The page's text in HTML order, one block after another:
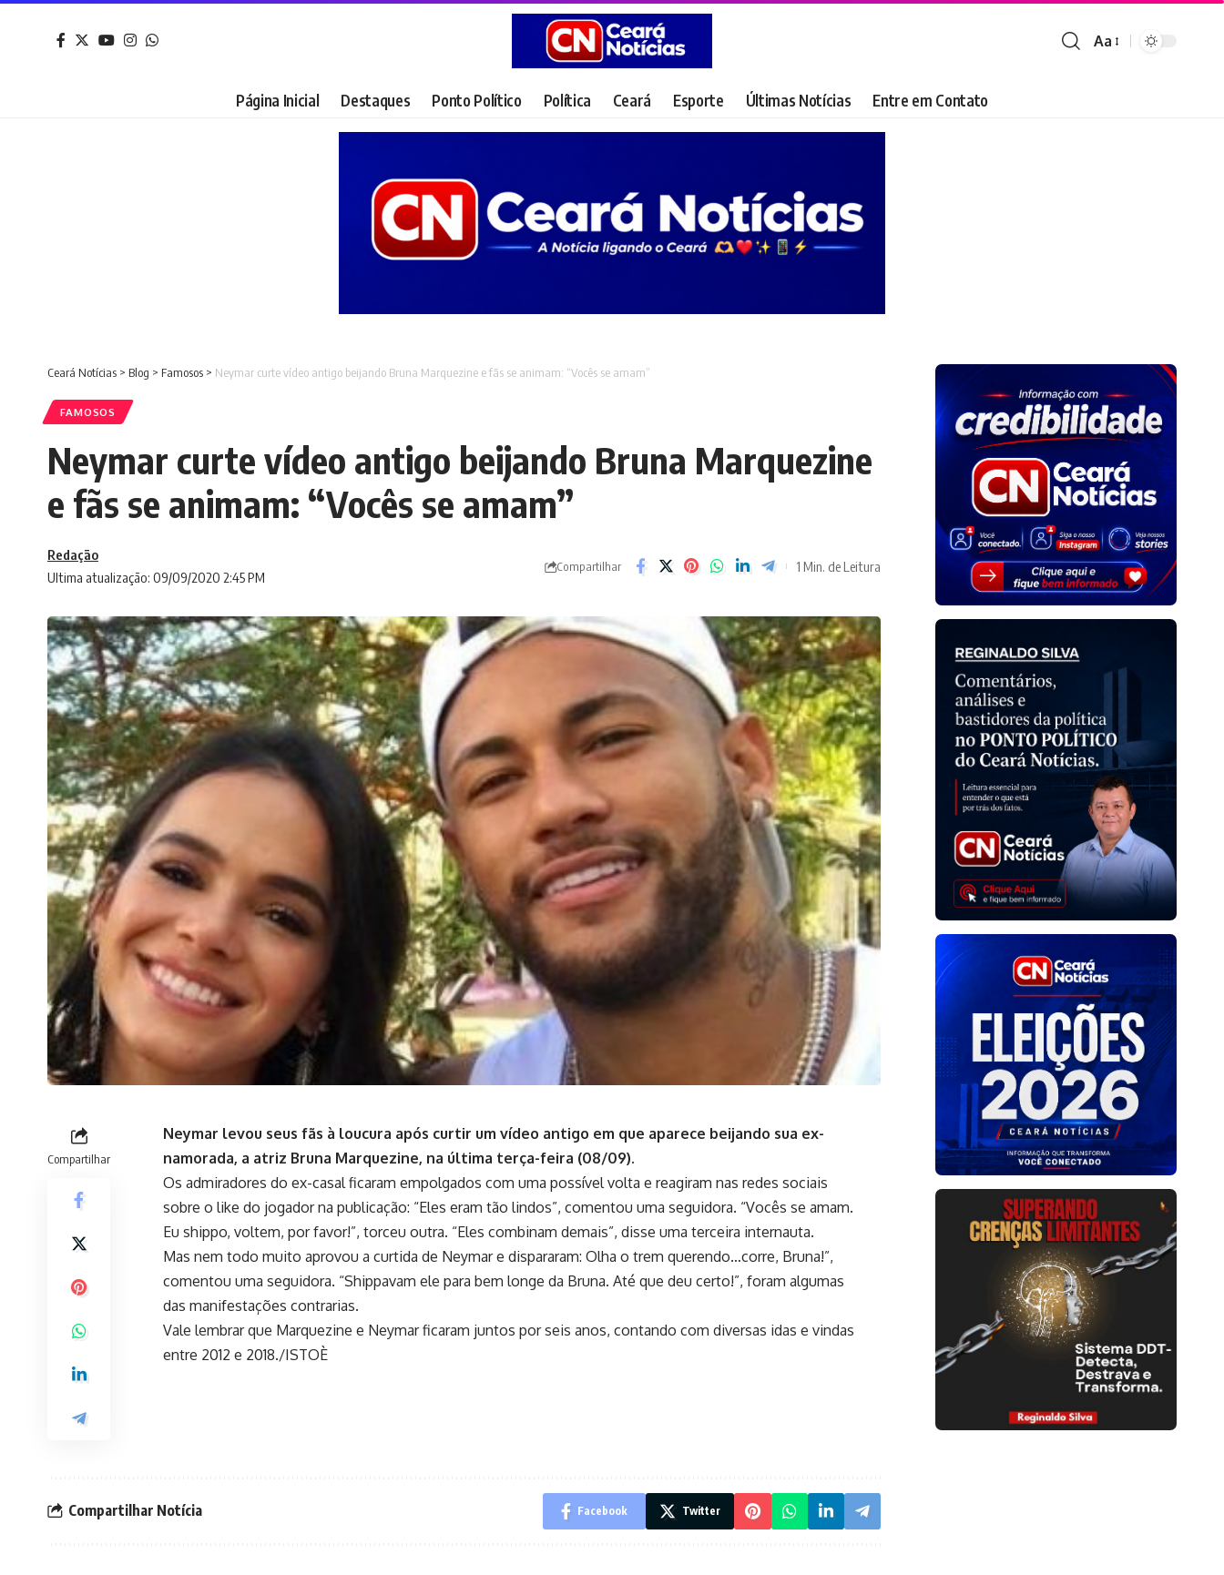
Font
Aa
Página Inicial Destaques Ponto Político Política Ceará Esporte Últimas Notícias Entre em Contato
Ceará Notícias > Blog > Famosos > Neymar curte vídeo antigo beijando Bruna Marquezine e fãs se animam: “Vocês se amam”
FAMOSOS
Neymar curte vídeo antigo beijando Bruna Marquezine
e fãs se animam: “Vocês se amam”
Ultima atualização: 09/09/2020 2:45 PM
Redação
Compartilhar 1 Min. de Leitura
Compartilhar
Neymar levou seus fãs à loucura após curtir um vídeo antigo em que aparece beijando sua ex-
namorada, a atriz Bruna Marquezine, na última terça-feira (08/09).
Os admiradores do ex-casal ficaram empolgados com uma possível volta e reagiram nas redes sociais
sobre o like do jogador na publicação: “Eles eram tão lindos”, comentou uma seguidora. “Vocês se amam.
Eu shippo, voltem, por favor!”, torceu outra. “Eles combinam demais”, disse uma terceira internauta.
Mas nem todo muito aprovou a curtida de Neymar e dispararam: Olha o trem querendo…corre, Bruna!”,
comentou uma seguidora. “Shippavam ele para bem longe da Bruna. Até que deu certo!”, foram algumas
das manifestações contrarias.
Vale lembrar que Marquezine e Neymar ficaram juntos por seis anos, contando com diversas idas e vindas
entre 2012 e 2018./ISTOÈ
Compartilhar Notícia Facebook Twitter